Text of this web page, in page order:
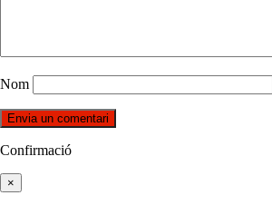
Nom
Confirmació
×